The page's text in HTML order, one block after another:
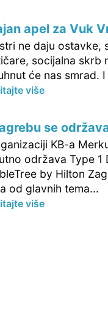
apel za Vuk
ne daju ostavke,
socijalna skrb
će nas smrad.
više
se
KB-a
održava Type 1
by Hilton
od glavnih tema...
više